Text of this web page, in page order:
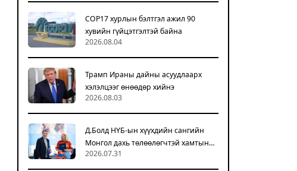
COP17 хурлын бэлтгэл ажил 90
хувийн гүйцэтгэлтэй байна
2026.08.04
Трамп Ираны дайны асуудлаарх
хэлэлцээг өнөөдөр хийнэ
2026.08.03
Д.Болд НҮБ-ын хүүхдийн сангийн
Монгол дахь төлөөлөгчтэй хамтын…
2026.07.31